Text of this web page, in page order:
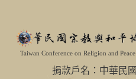
Taiwan Conference on Religion and Peace
捐款戶名：中華民